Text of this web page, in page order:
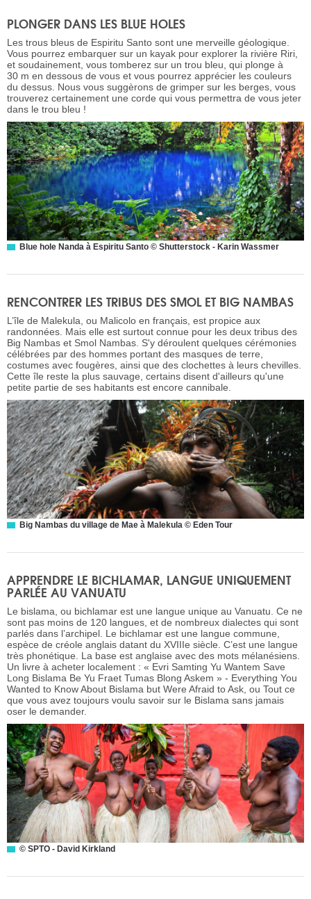
PLONGER DANS LES BLUE HOLES
Les trous bleus de Espiritu Santo sont une merveille géologique.
Vous pourrez embarquer sur un kayak pour explorer la rivière Riri,
et soudainement, vous tomberez sur un trou bleu, qui plonge à
30 m en dessous de vous et vous pourrez apprécier les couleurs
du dessus. Nous vous suggèrons de grimper sur les berges, vous
trouverez certainement une corde qui vous permettra de vous jeter
dans le trou bleu !
Blue hole Nanda à Espiritu Santo © Shutterstock - Karin Wassmer
RENCONTRER LES TRIBUS DES SMOL ET BIG NAMBAS
L’île de Malekula, ou Malicolo en français, est propice aux
randonnées. Mais elle est surtout connue pour les deux tribus des
Big Nambas et Smol Nambas. S'y déroulent quelques cérémonies
célébrées par des hommes portant des masques de terre,
costumes avec fougères, ainsi que des clochettes à leurs chevilles.
Cette île reste la plus sauvage, certains disent d'ailleurs qu'une
petite partie de ses habitants est encore cannibale.
Big Nambas du village de Mae à Malekula © Eden Tour
APPRENDRE LE BICHLAMAR, LANGUE UNIQUEMENT
PARLÉE AU VANUATU
Le bislama, ou bichlamar est une langue unique au Vanuatu. Ce ne
sont pas moins de 120 langues, et de nombreux dialectes qui sont
parlés dans l’archipel. Le bichlamar est une langue commune,
espèce de créole anglais datant du XVIIIe siècle. C’est une langue
très phonétique. La base est anglaise avec des mots mélanésiens.
Un livre à acheter localement : « Evri Samting Yu Wantem Save
Long Bislama Be Yu Fraet Tumas Blong Askem » - Everything You
Wanted to Know About Bislama but Were Afraid to Ask, ou Tout ce
que vous avez toujours voulu savoir sur le Bislama sans jamais
oser le demander.
© SPTO - David Kirkland